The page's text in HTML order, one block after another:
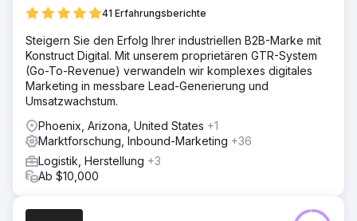
41 Erfahrungsberichte
Steigern Sie den Erfolg Ihrer industriellen B2B-Marke mit
Konstruct Digital. Mit unserem proprietären GTR-System
(Go-To-Revenue) verwandeln wir komplexes digitales
Marketing in messbare Lead-Generierung und
Umsatzwachstum.
Phoenix, Arizona, United States +1
Marktforschung, Inbound-Marketing +36
Logistik, Herstellung +3
Ab $10,000